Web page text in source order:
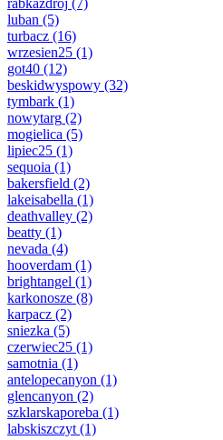
rabkazdroj (7)
luban (5)
turbacz (16)
wrzesien25 (1)
got40 (12)
beskidwyspowy (32)
tymbark (1)
nowytarg (2)
mogielica (5)
lipiec25 (1)
sequoia (1)
bakersfield (2)
lakeisabella (1)
deathvalley (2)
beatty (1)
nevada (4)
hooverdam (1)
brightangel (1)
karkonosze (8)
karpacz (2)
sniezka (5)
czerwiec25 (1)
samotnia (1)
antelopecanyon (1)
glencanyon (2)
szklarskaporeba (1)
labskiszczyt (1)